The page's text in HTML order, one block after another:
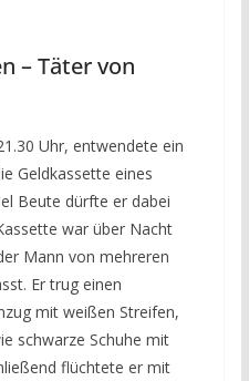
– Täter von
Uhr, entwendete ein
Geldkassette eines
Beute dürfte er dabei
war über Nacht
Mann von mehreren
Er trug einen
mit weißen Streifen,
schwarze Schuhe mit
flüchtete er mit